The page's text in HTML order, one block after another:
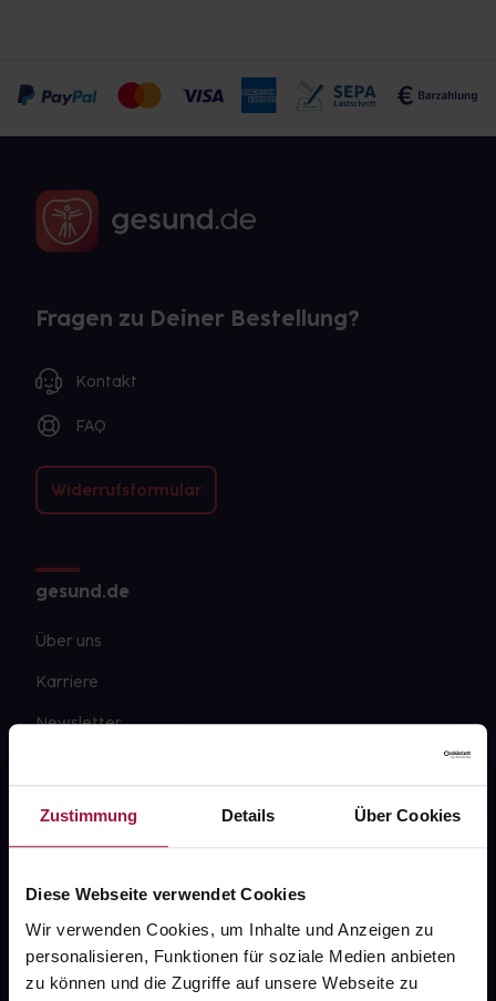
Zustimmung Details Über Cookies
Diese Webseite verwendet Cookies
Wir verwenden Cookies, um Inhalte und Anzeigen zu
personalisieren, Funktionen für soziale Medien anbieten
zu können und die Zugriffe auf unsere Webseite zu
Fragen zu Deiner Bestellung?
Kontakt
FAQ
Widerrufsformular
gesund.de
Über uns
Karriere
Newsletter
PAYBACK
gesund-versorger.de
Sanitätshäuser
Datenschutz